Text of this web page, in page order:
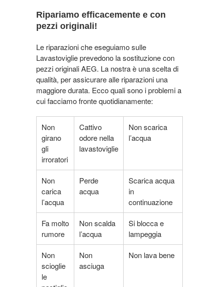
Ripariamo efficacemente e con
pezzi originali!
Le riparazioni che eseguiamo sulle
Lavastoviglie prevedono la sostituzione con
pezzi originali AEG. La nostra è una scelta di
qualità, per assicurare alle riparazioni una
maggiore durata. Ecco quali sono i problemi a
cui facciamo fronte quotidianamente:
Non
girano
gli
irroratori
Cattivo
odore nella
lavastoviglie
Non scarica
l’acqua
Non
carica
l’acqua
Perde
acqua
Scarica acqua
in
continuazione
Fa molto
rumore
Non scalda
l’acqua
Si blocca e
lampeggia
Non
scioglie
le
Non
asciuga
Non lava bene